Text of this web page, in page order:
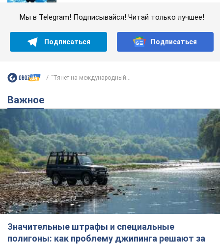
Мы в Telegram! Подписывайся! Читай только лучшее!
Подписаться Подписаться
"Тянет на международный...
Важное
Значительные штрафы и специальные
полигоны: как проблему джипинга решают за